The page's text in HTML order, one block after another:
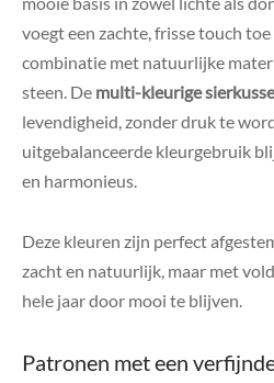
voegt een zachte, frisse touch
combinatie met natuurlijke
steen. De multi-kleurige
levendigheid, zonder druk te
uitgebalanceerde kleurgebruik
en harmonieus.
Deze kleuren zijn perfect
zacht en natuurlijk, maar met
hele jaar door mooi te blijven.
Patronen met een